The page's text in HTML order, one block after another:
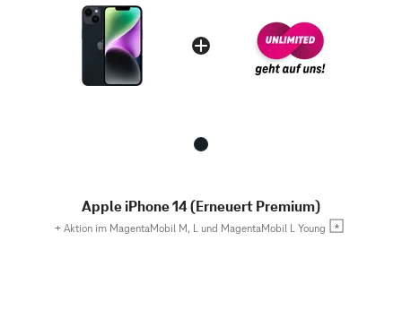
Apple iPhone 14 (Erneuert Premium)
+ Aktion im MagentaMobil M, L und MagentaMobil L Young